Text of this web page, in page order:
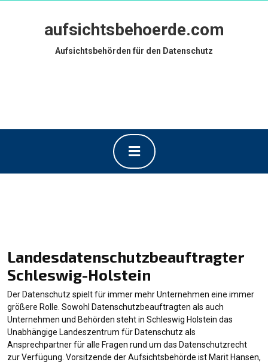
aufsichtsbehoerde.com
Aufsichtsbehörden für den Datenschutz
Button
Landesdatenschutzbeauftragter
Schleswig-Holstein
Der Datenschutz spielt für immer mehr Unternehmen eine immer
größere Rolle. Sowohl Datenschutzbeauftragten als auch
Unternehmen und Behörden steht in Schleswig Holstein das
Unabhängige Landeszentrum für Datenschutz als
Ansprechpartner für alle Fragen rund um das Datenschutzrecht
zur Verfügung. Vorsitzende der Aufsichtsbehörde ist Marit Hansen,